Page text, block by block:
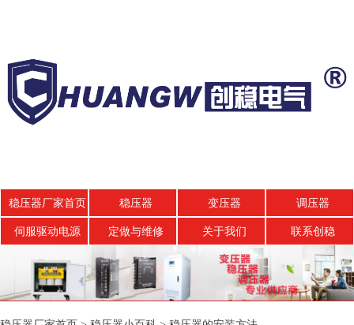
稳压器厂家首页 稳压器 变压器 调压器
伺服驱动电源 定做与维修 关于我们 联系创稳